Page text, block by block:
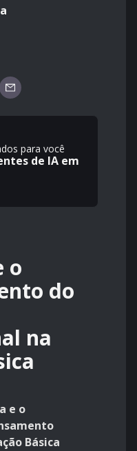
para você
de IA em
o
do
na
e o
Básica